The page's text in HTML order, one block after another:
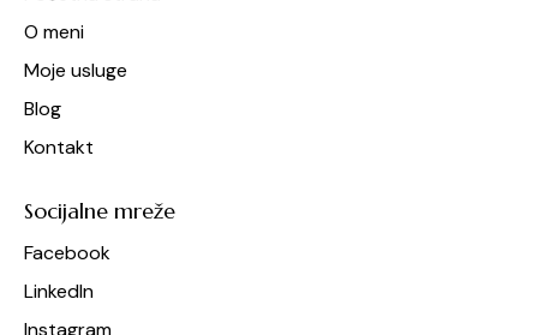
O meni
Moje usluge
Blog
Kontakt
Socijalne mreže
Facebook
LinkedIn